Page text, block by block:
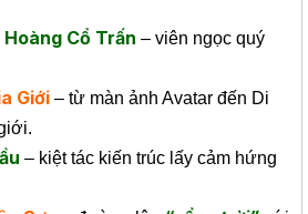
Cổ Trấn – viên ngọc quý
Giới – từ màn ảnh Avatar đến Di
– kiệt tác kiến trúc lấy cảm hứng